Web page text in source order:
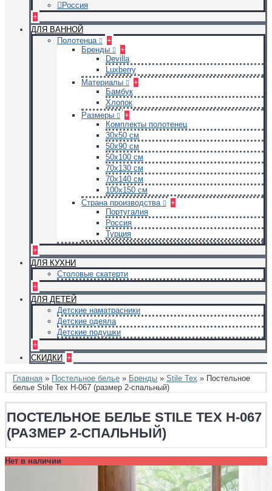
Россия
+
ДЛЯ ВАННОЙ
Полотенца
+
Бренды
+
Devilla
Luxberry
Материалы
+
Бамбук
Хлопок
Размеры
+
Комплекты полотенец
30х50 см
50х90 см
50х100 см
70х130 см
70х140 см
100х150 см
Страна производства
+
Португалия
Россия
Турция
+
ДЛЯ КУХНИ
Столовые скатерти
+
ДЛЯ ДЕТЕЙ
Детские наматрасники
Детские одеяла
Детские подушки
+
СКИДКИ +
Главная » Постельное белье » Бренды » Stile Tex » Постельное
белье Stile Tex H-067 (размер 2-спальный)
ПОСТЕЛЬНОЕ БЕЛЬЕ STILE TEX H-067
(РАЗМЕР 2-СПАЛЬНЫЙ)
Нет в наличии